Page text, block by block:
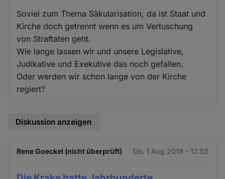
Soviel zum Thema Säkularisation, da ist Staat und
Kirche doch getrennt wenn es um Vertuschung
von Straftaten geht.
Wie lange lassen wir und unsere Legislative,
Judikative und Exekutive das noch gefallen.
Oder werden wir schon lange von der Kirche
regiert?
Diskussion anzeigen
Rene Goeckel (nicht überprüft) Do. 1 Aug 2019 - 12:53